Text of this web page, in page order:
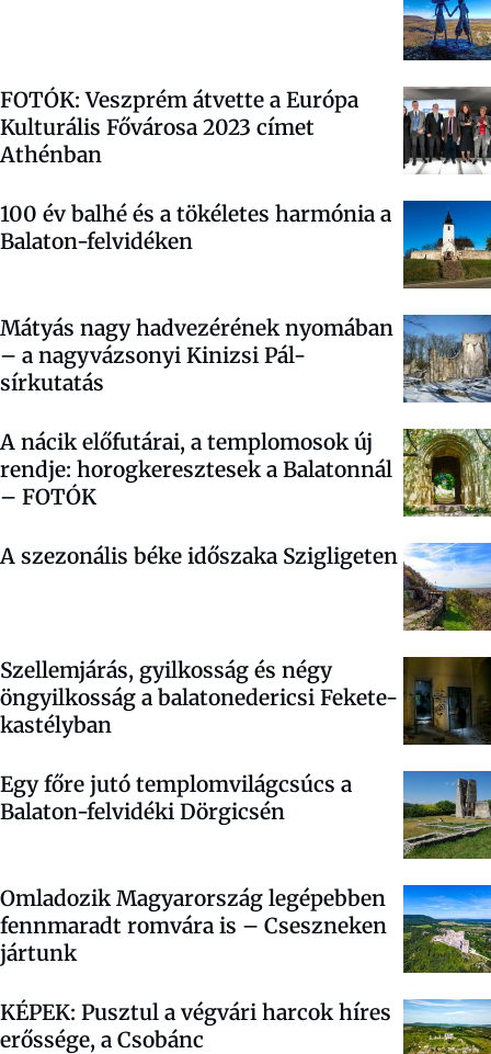
FOTÓK: Veszprém átvette a Európa
Kulturális Fővárosa 2023 címet
Athénban
100 év balhé és a tökéletes harmónia a
Balaton-felvidéken
Mátyás nagy hadvezérének nyomában
– a nagyvázsonyi Kinizsi Pál-
sírkutatás
A nácik előfutárai, a templomosok új
rendje: horogkeresztesek a Balatonnál
– FOTÓK
A szezonális béke időszaka Szigligeten
Szellemjárás, gyilkosság és négy
öngyilkosság a balatonedericsi Fekete-
kastélyban
Egy főre jutó templomvilágcsúcs a
Balaton-felvidéki Dörgicsén
Omladozik Magyarország legépebben
fennmaradt romvára is – Cseszneken
jártunk
KÉPEK: Pusztul a végvári harcok híres
erőssége, a Csobánc